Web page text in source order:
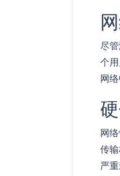
尽
个
网
网
传
严